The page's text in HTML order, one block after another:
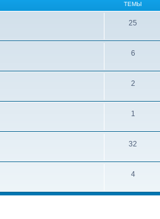
ТЕМЫ
25
6
2
1
32
4